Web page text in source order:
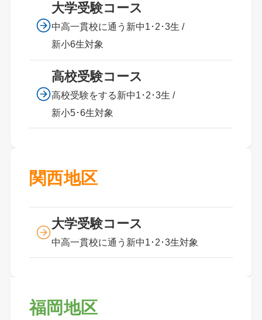
大学受験コース
中高一貫校に通う新中1･2･3生 /
新小6生対象
高校受験コース
高校受験をする新中1･2･3生 /
新小5･6生対象
関西地区
大学受験コース
中高一貫校に通う新中1･2･3生対象
福岡地区